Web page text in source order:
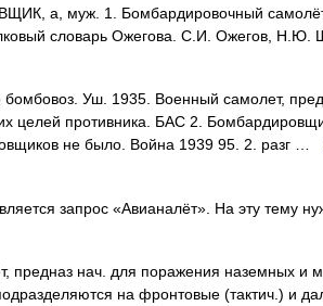
а, муж. 1. Бомбардировочный
словарь Ожегова. С.И. Ожегов, Н.Ю.
Уш. 1935. Военный самолет,
целей противника. БАС 2.
не было. Война 1939 95. 2. разг …
запрос «Авианалёт». На эту тему
предназ нач. для поражения наземных и
на фронтовые (тактич.) и